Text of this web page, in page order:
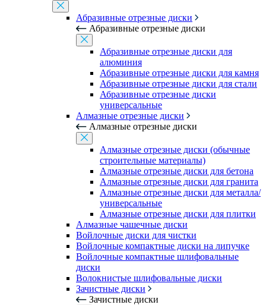
Абразивные отрезные диски
Абразивные отрезные диски
Абразивные отрезные диски для
алюминия
Абразивные отрезные диски для камня
Абразивные отрезные диски для стали
Абразивные отрезные диски
универсальные
Алмазные отрезные диски
Алмазные отрезные диски
Алмазные отрезные диски (обычные
строительные материалы)
Алмазные отрезные диски для бетона
Алмазные отрезные диски для гранита
Алмазные отрезные диски для металла/
универсальные
Алмазные отрезные диски для плитки
Алмазные чашечные диски
Войлочные диски для чистки
Войлочные компактные диски на липучке
Войлочные компактные шлифовальные
диски
Волокнистые шлифовальные диски
Зачистные диски
Зачистные диски